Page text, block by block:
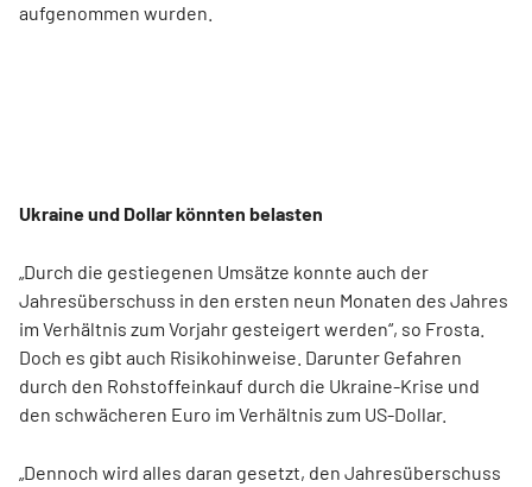
aufgenommen wurden.
Ukraine und Dollar könnten belasten
„Durch die gestiegenen Umsätze konnte auch der
Jahresüberschuss in den ersten neun Monaten des Jahres
im Verhältnis zum Vorjahr gesteigert werden“, so Frosta.
Doch es gibt auch Risikohinweise. Darunter Gefahren
durch den Rohstoffeinkauf durch die Ukraine-Krise und
den schwächeren Euro im Verhältnis zum US-Dollar.
„Dennoch wird alles daran gesetzt, den Jahresüberschuss